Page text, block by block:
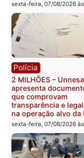
Política
Marcos Rogério
Plano de Governo
228 projetos,
públicas e
acompanhamento
resultados
sexta-feira, 07/08/2026